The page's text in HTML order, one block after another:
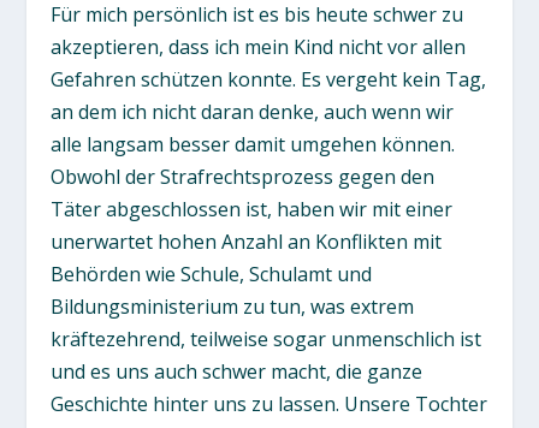
Für mich persönlich ist es bis heute schwer zu
akzeptieren, dass ich mein Kind nicht vor allen
Gefahren schützen konnte. Es vergeht kein Tag,
an dem ich nicht daran denke, auch wenn wir
alle langsam besser damit umgehen können.
Obwohl der Strafrechtsprozess gegen den
Täter abgeschlossen ist, haben wir mit einer
unerwartet hohen Anzahl an Konflikten mit
Behörden wie Schule, Schulamt und
Bildungsministerium zu tun, was extrem
kräftezehrend, teilweise sogar unmenschlich ist
und es uns auch schwer macht, die ganze
Geschichte hinter uns zu lassen. Unsere Tochter